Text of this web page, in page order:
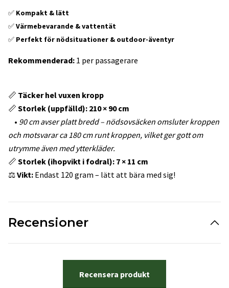
✅ Kompakt & lätt
✅Värmebevarande & vattentät
✅ Perfekt för nödsituationer & outdoor-äventyr
Rekommenderad: 1 per passagerare
📏 Täcker hel vuxen kropp
📏 Storlek (uppfälld): 210 × 90 cm
• 90 cm avser platt bredd – nödsovsäcken omsluter kroppen
och motsvarar ca 180 cm runt kroppen, vilket ger gott om
utrymme även med ytterkläder.
📏 Storlek (ihopvikt i fodral): 7 × 11 cm
⚖Vikt: Endast 120 gram – lätt att bära med sig!
Recensioner
Recensera produkt